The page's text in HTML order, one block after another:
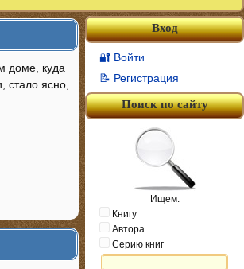
доме, куда
стало ясно,
Вход
🔐 Войти
📝 Регистрация
Поиск по сайту
Ищем:
Книгу
Автора
Серию книг